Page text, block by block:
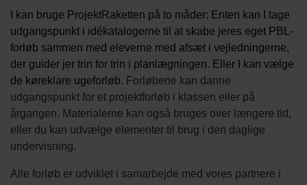
I kan bruge ProjektRaketten på to måder: Enten kan I tage
udgangspunkt i idékatalogerne til at skabe jeres eget PBL-
forløb sammen med eleverne med afsæt i vejledningerne,
der guider jer trin for trin i planlægningen. Eller I kan vælge
de køreklare ugeforløb. Forløbene kan danne
udgangspunkt for et projektforløb i klassen eller på
årgangen. Materialerne kan også bruges over længere tid,
eller du kan udvælge elementer til brug i den daglige
undervisning.
Alle forløb er udviklet i samarbejde med vores partnere i